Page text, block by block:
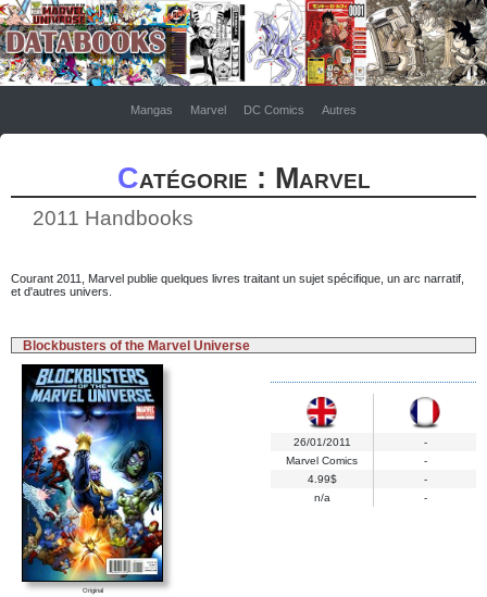
Mangas Marvel DC Comics Autres
Catégorie : Marvel
2011 Handbooks
Courant 2011, Marvel publie quelques livres traitant un sujet spécifique, un arc narratif,
et d'autres univers.
Blockbusters of the Marvel Universe
Original
26/01/2011
-
Marvel Comics
-
4.99$
-
n/a
-